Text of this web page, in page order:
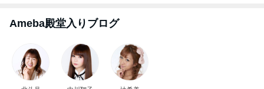
Ameba殿堂入りブログ